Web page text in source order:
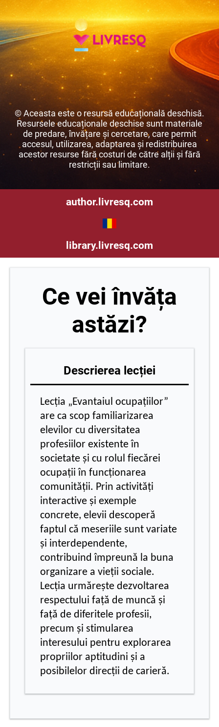
© Aceasta este o resursă educațională deschisă.
Resursele educaționale deschise sunt materiale
de predare, învățare și cercetare, care permit
accesul, utilizarea, adaptarea și redistribuirea
acestor resurse fără costuri de către alții și fără
restricții sau limitare.
author.livresq.com
library.livresq.com
Ce vei învăța
astăzi?
Descrierea lecției
Lecția „Evantaiul ocupațiilor”
are ca scop familiarizarea
elevilor cu diversitatea
profesiilor existente în
societate și cu rolul fiecărei
ocupații în funcționarea
comunității. Prin activități
interactive și exemple
concrete, elevii descoperă
faptul că meseriile sunt variate
și interdependente,
contribuind împreună la buna
organizare a vieții sociale.
Lecția urmărește dezvoltarea
respectului față de muncă și
față de diferitele profesii,
precum și stimularea
interesului pentru explorarea
propriilor aptitudini și a
posibilelor direcții de carieră.